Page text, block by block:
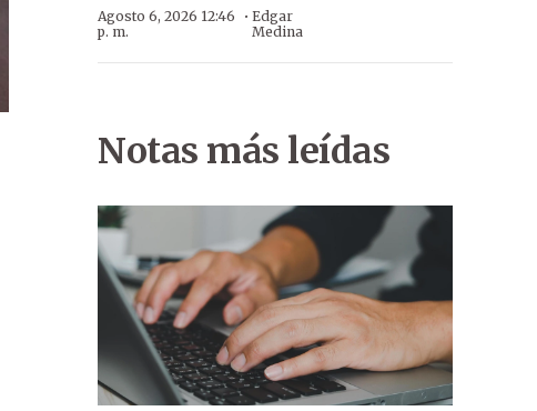
Agosto 6, 2026 12:46
p. m.
· Edgar
Medina
Notas más leídas